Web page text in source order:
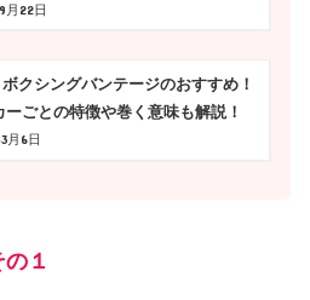
月22日
ボクシングバンテージのおすすめ！
ーごとの特徴や巻く意味も解説！
月6日
１